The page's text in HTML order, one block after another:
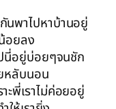
พาไปหาบ้านอยู่
อยลง
นี่อยู่บ่อยๆจนชัก
หลับนอน
ะพี่เราไม่ค่อยอยู่